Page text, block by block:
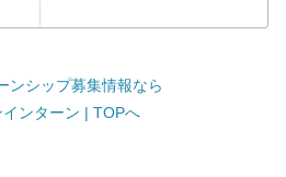
ンシップ募集情報なら
インターン | TOPへ